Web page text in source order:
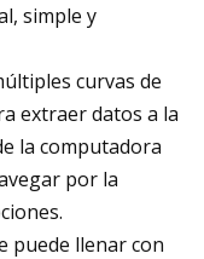
simple y
curvas de
extraer datos a la
la computadora
por la
puede llenar con